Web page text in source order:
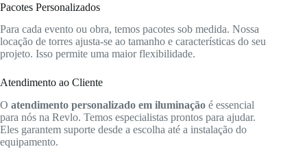
Pacotes Personalizados
Para cada evento ou obra, temos pacotes sob medida. Nossa
locação de torres ajusta-se ao tamanho e características do seu
projeto. Isso permite uma maior flexibilidade.
Atendimento ao Cliente
O atendimento personalizado em iluminação é essencial
para nós na Revlo. Temos especialistas prontos para ajudar.
Eles garantem suporte desde a escolha até a instalação do
equipamento.